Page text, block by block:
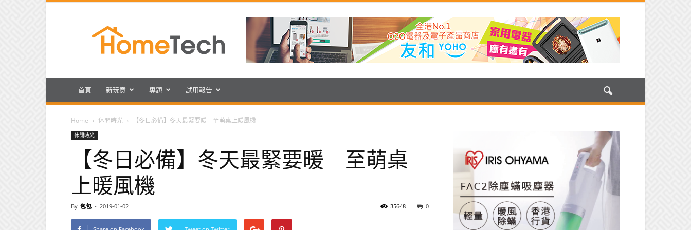
首頁 新玩意 專題 試用報告
Home 休閒時光 【冬日必備】冬天最緊要暖 至萌桌上暖風機
休閒時光
【冬日必備】冬天最緊要暖 至萌桌
上暖風機
By 包包 - 2019-01-02 0
35648